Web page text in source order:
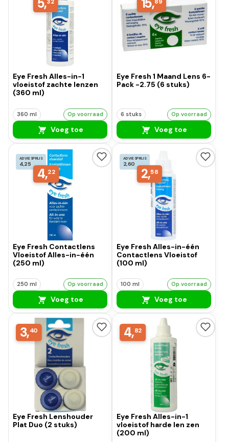
5,32
Eye Fresh Alles-in-1
vloeistof zachte lenzen
(360 ml)
360 ml Op voorraad
Voeg toe
15,89
Eye Fresh 1 Maand Lens 6-
Pack -2.75 (6 stuks)
6 stuks Op voorraad
Voeg toe
ADVIESPRIJS
4,25
4,22
Eye Fresh Contactlens
Vloeistof Alles-in-één
(250 ml)
250 ml Op voorraad
Voeg toe
ADVIESPRIJS
2,60
2,58
Eye Fresh Alles-in-één
Contactlens Vloeistof
(100 ml)
100 ml Op voorraad
Voeg toe
3,40
Eye Fresh Lenshouder
Plat Duo (2 stuks)
4,82
Eye Fresh Alles-in-1
vloeistof harde len zen
(200 ml)